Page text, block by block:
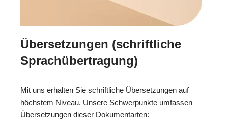
Übersetzungen (schriftliche
Sprachübertragung)
Mit uns erhalten Sie schriftliche Übersetzungen auf
höchstem Niveau. Unsere Schwerpunkte umfassen
Übersetzungen dieser Dokumentarten: